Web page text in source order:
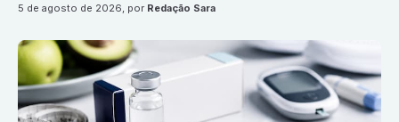
5 de agosto de 2026, por Redação Sara